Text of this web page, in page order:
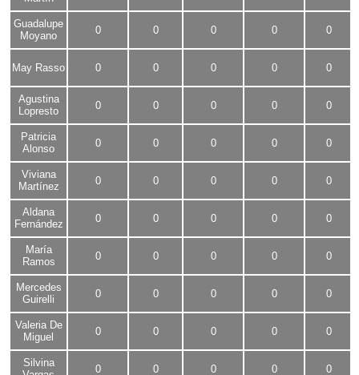
Guadalupe
Moyano
0 0 0 0 0
May Rasso 0 0 0 0 0
Agustina
Lopresto
0 0 0 0 0
Patricia
Alonso
0 0 0 0 0
Viviana
Martínez
0 0 0 0 0
Aldana
Fernández
0 0 0 0 0
María
Ramos
0 0 0 0 0
Mercedes
Guirelli
0 0 0 0 0
Valeria De
Miguel
0 0 0 0 0
Silvina
0 0 0 0 0